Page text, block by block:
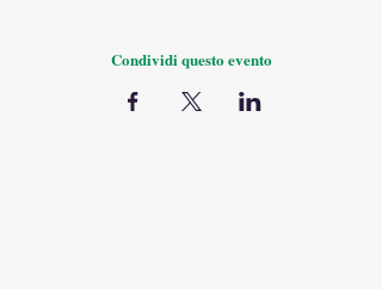
Condividi questo evento